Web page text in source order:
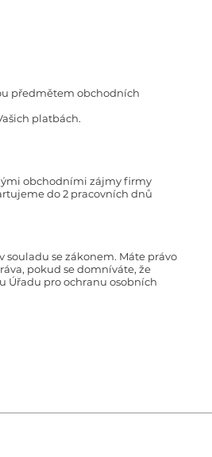
předmětem obchodních
platbách.
obchodními zájmy firmy
do 2 pracovních dnů
souladu se zákonem. Máte právo
pokud se domníváte, že
Úřadu pro ochranu osobních